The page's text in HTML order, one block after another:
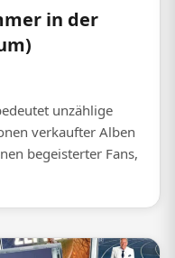
in der
unzählige
verkaufter Alben
begeisterter Fans,